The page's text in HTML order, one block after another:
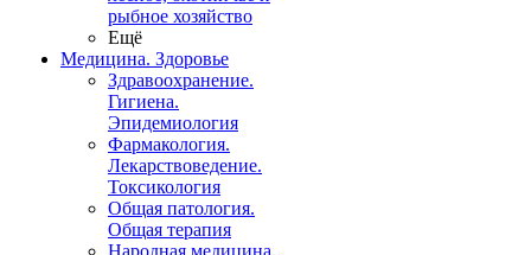
рыбное хозяйство
Ещё
Медицина. Здоровье
Здравоохранение.
Гигиена.
Эпидемиология
Фармакология.
Лекарствоведение.
Токсикология
Общая патология.
Общая терапия
Народная медицина.